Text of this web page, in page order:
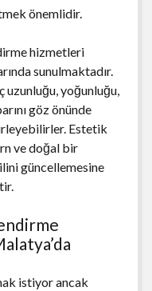
önemlidir.
hizmetleri
sunulmaktadır.
uzunluğu, yoğunluğu,
göz önünde
Estetik
ve doğal bir
güncellemesine
istiyor ancak